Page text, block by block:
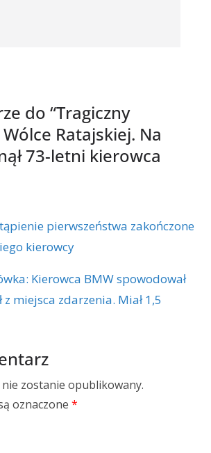
do “Tragiczny
Ratajskiej. Na
73-letni kierowca
pierwszeństwa zakończone
kierowcy
Kierowca BMW spowodował
miejsca zdarzenia. Miał 1,5
zostanie opublikowany.
oznaczone *